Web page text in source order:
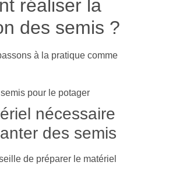
réaliser la
des semis ?
à la pratique comme
nécessaire
des semis
de préparer le matériel